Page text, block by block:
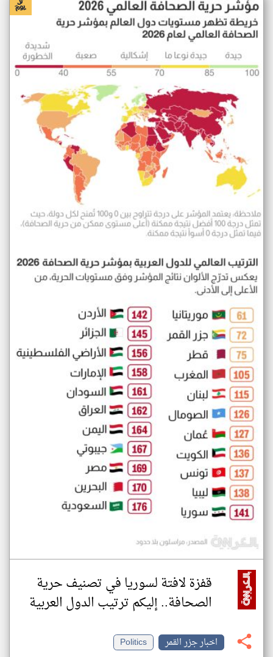
قفزة لافتة لسوريا في تصنيف حرية
الصحافة.. إليكم ترتيب الدول العربية
اخبار جزر القمر
Politics